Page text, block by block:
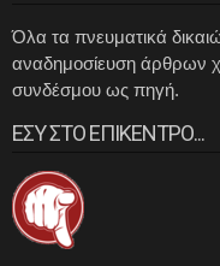
Όλα τα πνευματικά
αναδημοσίευση άρθρων
συνδέσμου ως πηγή.
ΕΣΥ ΣΤΟ ΕΠΙΚΕΝΤΡΟ...